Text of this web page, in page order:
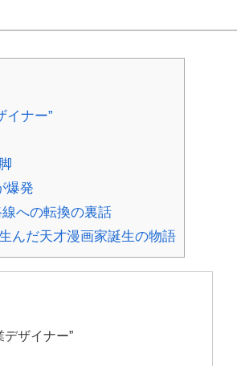
イナー”
爆発
への転換の裏話
んだ天才漫画家誕生の物語
ザイナー”